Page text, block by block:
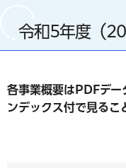
令和5年度（
各事業概要はPDFデー
ンデックス付で見るこ